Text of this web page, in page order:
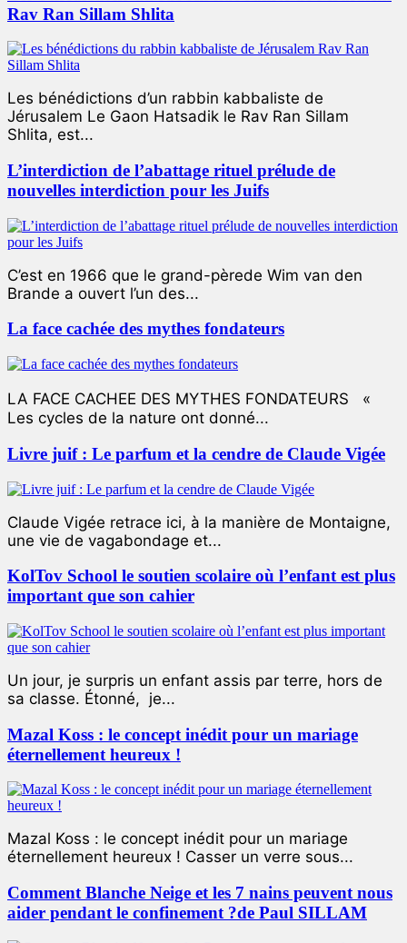
Rav Ran Sillam Shlita
Les bénédictions d’un rabbin kabbaliste de
Jérusalem Le Gaon Hatsadik le Rav Ran Sillam
Shlita, est...
L’interdiction de l’abattage rituel prélude de
nouvelles interdiction pour les Juifs
C’est en 1966 que le grand-pèrede Wim van den
Brande a ouvert l’un des...
La face cachée des mythes fondateurs
LA FACE CACHEE DES MYTHES FONDATEURS «
Les cycles de la nature ont donné...
Livre juif : Le parfum et la cendre de Claude Vigée
Claude Vigée retrace ici, à la manière de Montaigne,
une vie de vagabondage et...
KolTov School le soutien scolaire où l’enfant est plus
important que son cahier
Un jour, je surpris un enfant assis par terre, hors de
sa classe. Étonné, je...
Mazal Koss : le concept inédit pour un mariage
éternellement heureux !
Mazal Koss : le concept inédit pour un mariage
éternellement heureux ! Casser un verre sous...
Comment Blanche Neige et les 7 nains peuvent nous
aider pendant le confinement ?de Paul SILLAM